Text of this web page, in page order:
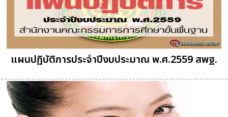
แผนปฏิบัติการประจำปีงบประมาณ พ.ศ.2559 สพฐ.